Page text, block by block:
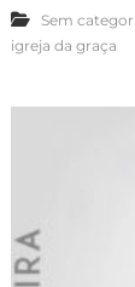
Sem
igreja da graça